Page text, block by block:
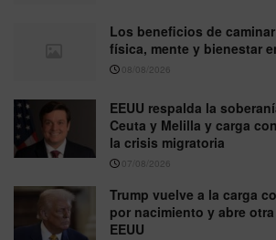
Los beneficios de
física, mente y bienestar
08/08/2026
EEUU respalda la
Ceuta y Melilla y carga
la crisis migratoria
07/08/2026
Trump vuelve a la carga
por nacimiento y abre
EEUU